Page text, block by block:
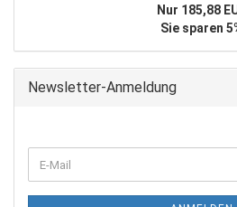
Nur 185,88
Sie sparen
Newsletter-Anmeldung
ZUR
E-
Mail